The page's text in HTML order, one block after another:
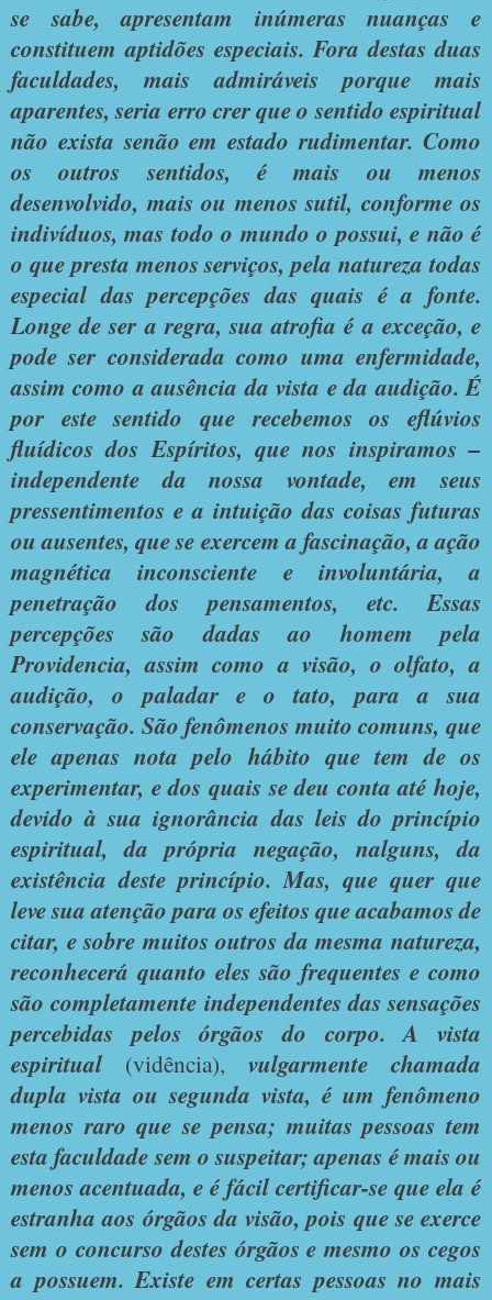
se sabe, apresentam inúmeras nuanças e
constituem aptidões especiais. Fora destas duas
faculdades, mais admiráveis porque mais
aparentes, seria erro crer que o sentido espiritual
não exista senão em estado rudimentar. Como
os outros sentidos, é mais ou menos
desenvolvido, mais ou menos sutil, conforme os
indivíduos, mas todo o mundo o possui, e não é
o que presta menos serviços, pela natureza todas
especial das percepções das quais é a fonte.
Longe de ser a regra, sua atrofia é a exceção, e
pode ser considerada como uma enfermidade,
assim como a ausência da vista e da audição. É
por este sentido que recebemos os eflúvios
fluídicos dos Espíritos, que nos inspiramos –
independente da nossa vontade, em seus
pressentimentos e a intuição das coisas futuras
ou ausentes, que se exercem a fascinação, a ação
magnética inconsciente e involuntária, a
penetração dos pensamentos, etc. Essas
percepções são dadas ao homem pela
Providencia, assim como a visão, o olfato, a
audição, o paladar e o tato, para a sua
conservação. São fenômenos muito comuns, que
ele apenas nota pelo hábito que tem de os
experimentar, e dos quais se deu conta até hoje,
devido à sua ignorância das leis do princípio
espiritual, da própria negação, nalguns, da
existência deste princípio. Mas, que quer que
leve sua atenção para os efeitos que acabamos de
citar, e sobre muitos outros da mesma natureza,
reconhecerá quanto eles são frequentes e como
são completamente independentes das sensações
percebidas pelos órgãos do corpo. A vista
espiritual (vidência), vulgarmente chamada
dupla vista ou segunda vista, é um fenômeno
menos raro que se pensa; muitas pessoas tem
esta faculdade sem o suspeitar; apenas é mais ou
menos acentuada, e é fácil certificar-se que ela é
estranha aos órgãos da visão, pois que se exerce
sem o concurso destes órgãos e mesmo os cegos
a possuem. Existe em certas pessoas no mais